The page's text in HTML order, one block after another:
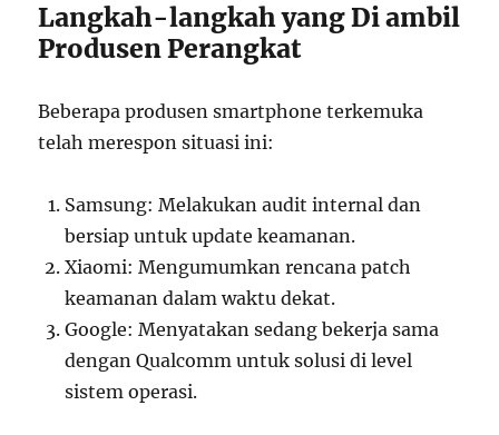
Langkah-langkah yang Di ambil
Produsen Perangkat
Beberapa produsen smartphone terkemuka
telah merespon situasi ini:
Samsung: Melakukan audit internal dan
bersiap untuk update keamanan.
Xiaomi: Mengumumkan rencana patch
keamanan dalam waktu dekat.
Google: Menyatakan sedang bekerja sama
dengan Qualcomm untuk solusi di level
sistem operasi.